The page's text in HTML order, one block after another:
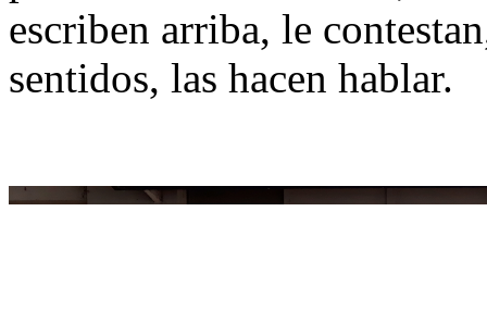
escriben arriba, le
sentidos, las hacen hablar.